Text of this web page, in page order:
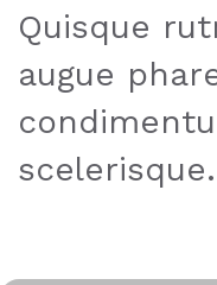
Quisque
augue
scelerisque.